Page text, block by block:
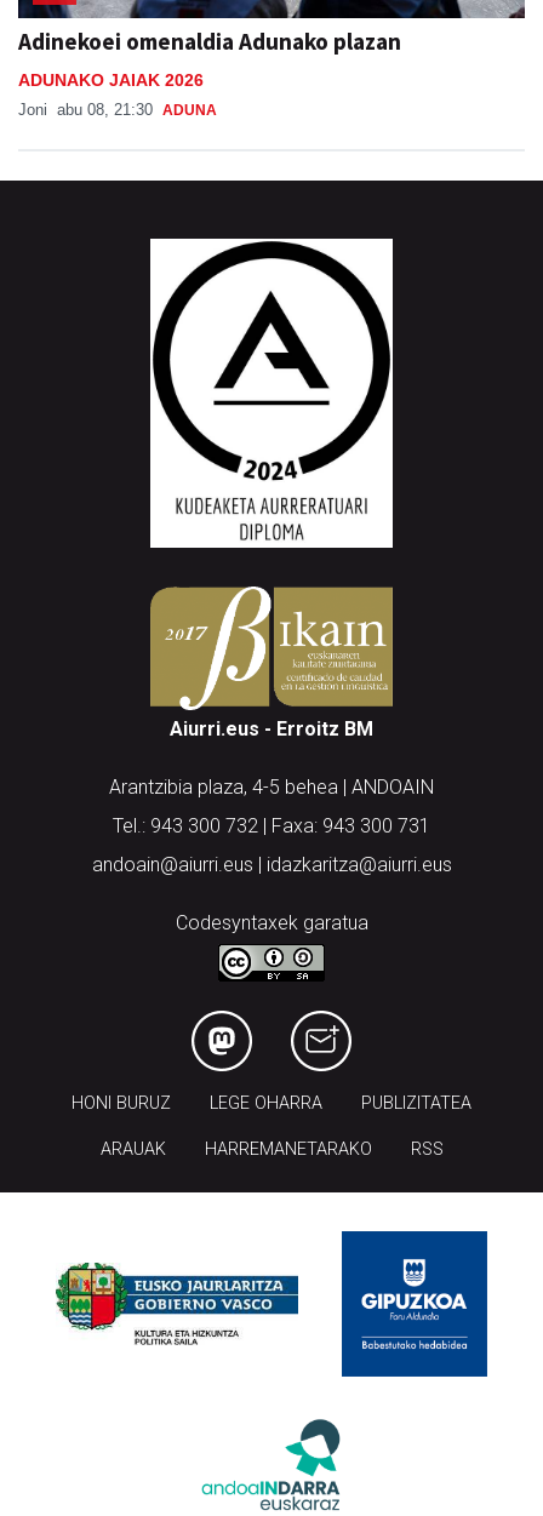
Adinekoei omenaldia Adunako plazan
ADUNAKO JAIAK 2026
Joni abu 08, 21:30 ADUNA
Aiurri.eus - Erroitz BM
Arantzibia plaza, 4-5 behea | ANDOAIN
Tel.: 943 300 732 | Faxa: 943 300 731
andoain@aiurri.eus | idazkaritza@aiurri.eus
Codesyntaxek garatua
HONI BURUZ LEGE OHARRA PUBLIZITATEA
ARAUAK HARREMANETARAKO RSS